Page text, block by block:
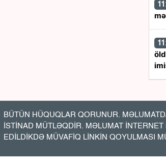
BÜTÜN HÜQUQLAR QORUNUR.
İSTİNAD MÜTLƏQDİR. MƏLUMAT
EDİLDİKDƏ MÜVAFİQ LİNKİN QOYULMASI